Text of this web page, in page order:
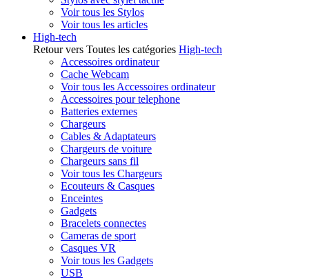
Voir tous les Stylos
Voir tous les articles
High-tech
Retour vers Toutes les catégories High-tech
Accessoires ordinateur
Cache Webcam
Voir tous les Accessoires ordinateur
Accessoires pour telephone
Batteries externes
Chargeurs
Cables & Adaptateurs
Chargeurs de voiture
Chargeurs sans fil
Voir tous les Chargeurs
Ecouteurs & Casques
Enceintes
Gadgets
Bracelets connectes
Cameras de sport
Casques VR
Voir tous les Gadgets
USB